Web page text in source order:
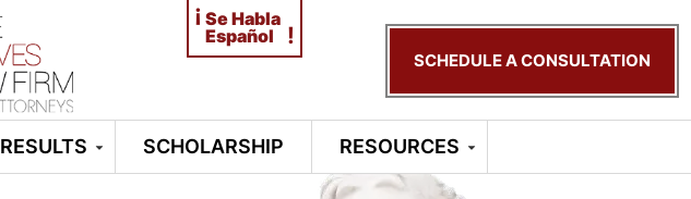
¡ Se Habla
Español
!
SCHEDULE A CONSULTATION
RESULTS SCHOLARSHIP RESOURCES